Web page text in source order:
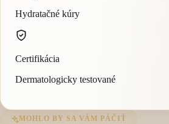
Hydratačné kúry
Certifikácia
Dermatologicky testované
MOHLO BY SA VÁM PÁČIŤ